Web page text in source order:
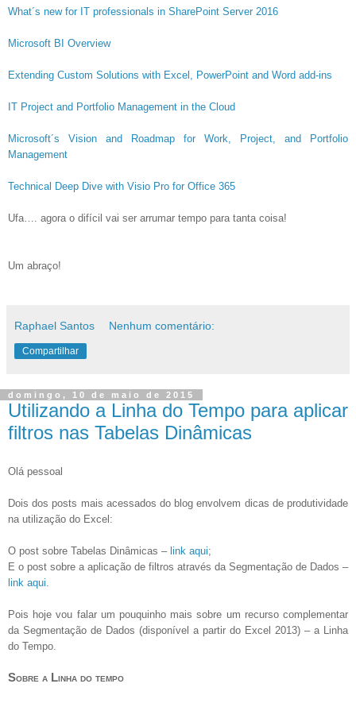
What´s new for IT professionals in SharePoint Server 2016
Microsoft BI Overview
Extending Custom Solutions with Excel, PowerPoint and Word add-ins
IT Project and Portfolio Management in the Cloud
Microsoft´s Vision and Roadmap for Work, Project, and Portfolio
Management
Technical Deep Dive with Visio Pro for Office 365
Ufa…. agora o difícil vai ser arrumar tempo para tanta coisa!
Um abraço!
Raphael Santos Nenhum comentário:
Compartilhar
domingo, 10 de maio de 2015
Utilizando a Linha do Tempo para aplicar
filtros nas Tabelas Dinâmicas
Olá pessoal
Dois dos posts mais acessados do blog envolvem dicas de produtividade
na utilização do Excel:
O post sobre Tabelas Dinâmicas – link aqui;
E o post sobre a aplicação de filtros através da Segmentação de Dados –
link aqui
Pois hoje vou falar um pouquinho mais sobre um recurso complementar
da Segmentação de Dados (disponível a partir do Excel 2013) – a Linha
do Tempo.
Sobre a Linha do tempo